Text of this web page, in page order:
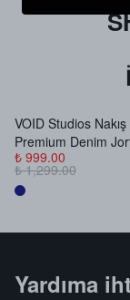
VOID Studios Nakış
Premium Denim
₺ 999.00
₺ 1,299.00
Yardıma